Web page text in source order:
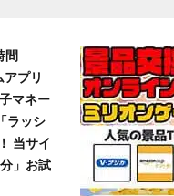
間
プリ
マネー
ラッシ
当サイ
」お試